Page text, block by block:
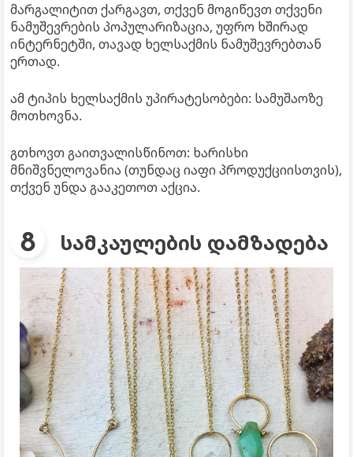
მარგალიტით ქარგავთ, თქვენ მოგიწევთ თქვენი
ნამუშევრების პოპულარიზაცია, უფრო ხშირად
ინტერნეტში, თავად ხელსაქმის ნამუშევრებთან
ერთად.
ამ ტიპის ხელსაქმის უპირატესობები: სამუშაოზე
მოთხოვნა.
გთხოვთ გაითვალისწინოთ: ხარისხი
მნიშვნელოვანია (თუნდაც იაფი პროდუქციისთვის),
თქვენ უნდა გააკეთოთ აქცია.
სამკაულების დამზადება